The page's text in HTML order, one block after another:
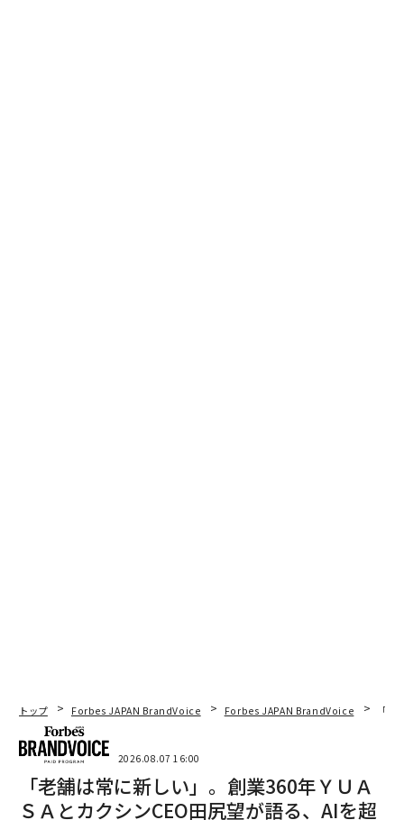
トップ Forbes JAPAN BrandVoice Forbes JAPAN BrandVoice 「
2026.08.07 16:00
「老舗は常に新しい」。創業360年ＹＵＡ
ＳＡとカクシンCEO田尻望が語る、AIを超